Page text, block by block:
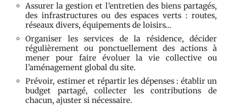
Assurer la gestion et l’entretien des biens partagés,
des infrastructures ou des espaces verts : routes,
réseaux divers, équipements de loisirs…
Organiser les services de la résidence, décider
régulièrement ou ponctuellement des actions à
mener pour faire évoluer la vie collective ou
l’aménagement global du site.
Prévoir, estimer et répartir les dépenses : établir un
budget partagé, collecter les contributions de
chacun, ajuster si nécessaire.